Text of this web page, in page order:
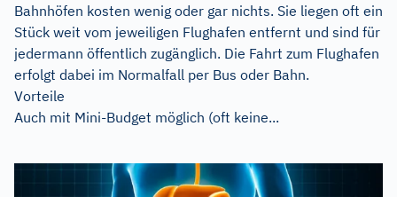
Bahnhöfen kosten wenig oder gar nichts. Sie liegen oft ein
Stück weit vom jeweiligen Flughafen entfernt und sind für
jedermann öffentlich zugänglich. Die Fahrt zum Flughafen
erfolgt dabei im Normalfall per Bus oder Bahn.
Vorteile
Auch mit Mini-Budget möglich (oft keine...